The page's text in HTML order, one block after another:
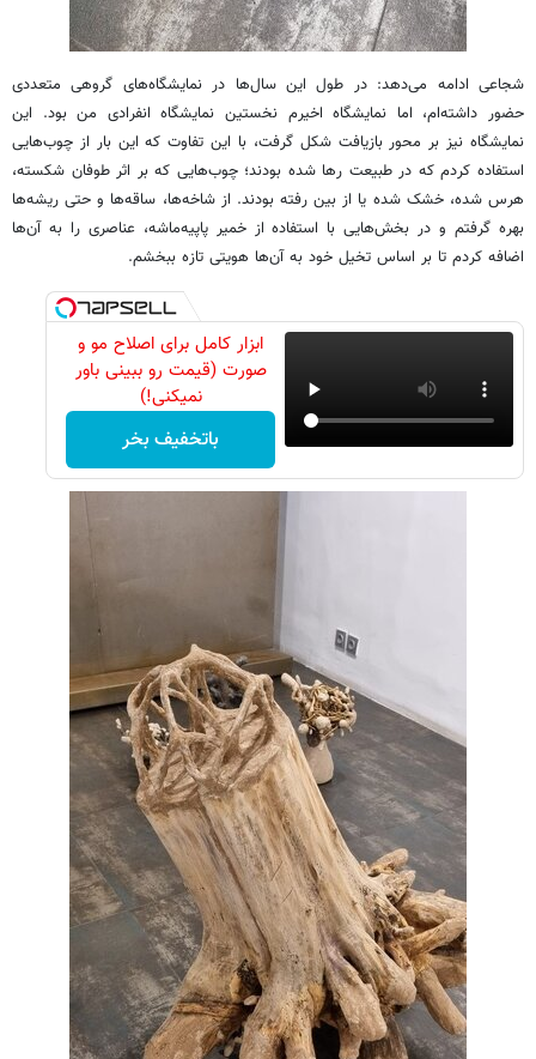
شجاعی ادامه می‌دهد: در طول این سال‌ها در نمایشگاه‌های گروهی متعددی
حضور داشته‌ام، اما نمایشگاه اخیرم نخستین نمایشگاه انفرادی من بود. این
نمایشگاه نیز بر محور بازیافت شکل گرفت، با این تفاوت که این بار از چوب‌هایی
استفاده کردم که در طبیعت رها شده بودند؛ چوب‌هایی که بر اثر طوفان شکسته،
هرس شده، خشک شده یا از بین رفته بودند. از شاخه‌ها، ساقه‌ها و حتی ریشه‌ها
بهره گرفتم و در بخش‌هایی با استفاده از خمیر پاپیه‌ماشه، عناصری را به آن‌ها
اضافه کردم تا بر اساس تخیل خود به آن‌ها هویتی تازه ببخشم.
ابزار کامل برای اصلاح مو و
صورت (قیمت رو ببینی باور
نمیکنی!)
باتخفیف بخر